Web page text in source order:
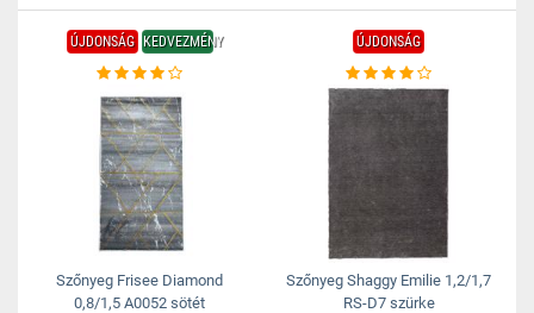
ÚJDONSÁG KEDVEZMÉNY
Szőnyeg Frisee Diamond
0,8/1,5 A0052 sötét
ÚJDONSÁG
Szőnyeg Shaggy Emilie 1,2/1,7
RS-D7 szürke